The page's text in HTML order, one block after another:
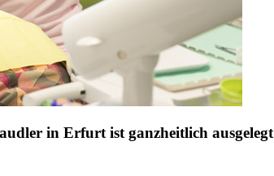
in Erfurt ist ganzheitlich ausgelegt